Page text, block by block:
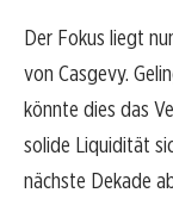
Der Fokus liegt
von Casgevy.
könnte dies das
solide Liquidität
nächste Dekade